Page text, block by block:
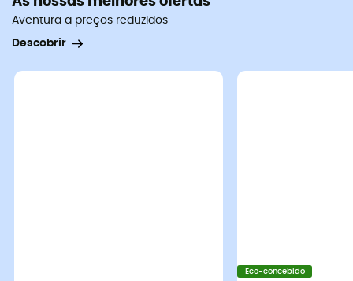
Aventura a preços reduzidos
Descobrir
Eco-concebido